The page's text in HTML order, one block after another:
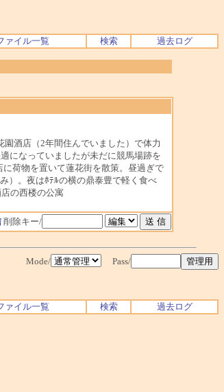
ァイル一覧 検索 過去ログ
酒店（2年間住んでいました）で体力
になっていましたが未だに競馬場跡を
荷物を置いて蓮花街を散策。昼過ぎで
）。夜はﾎﾃﾙの横の鼎泰豊で軽く食べ
の西楼の公寓
削除キー/
Mode/ Pass/
ァイル一覧 検索 過去ログ